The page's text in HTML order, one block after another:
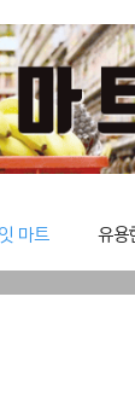
마트 유용